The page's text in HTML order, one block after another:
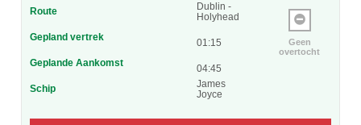
Route
Dublin -
Holyhead
Gepland vertrek
01:15
Geplande Aankomst
04:45
Schip
James
Joyce
Geen
overtocht